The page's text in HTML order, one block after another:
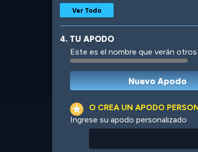
Robotic International
Ver Todo
4. TU APODO
Este es el nombre que verán otros
O CREA UN APODO
Ingrese su apodo personalizado